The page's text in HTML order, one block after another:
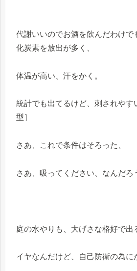
代謝いいのでお酒を飲んだわけで
化炭素を放出が多く、
体温が高い、汗をかく。
統計でも出てるけど、刺されやす
型］
さあ、これで条件はそろった、
さあ、吸ってください、なんだろ
庭の水やりも、大げさな格好で出
イヤなんだけど、自己防衛の為に